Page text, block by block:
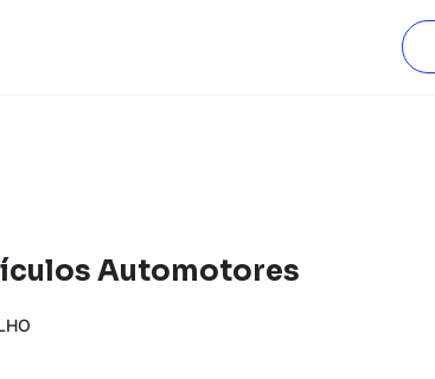
Automotores